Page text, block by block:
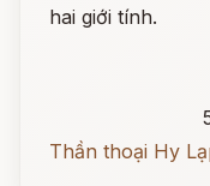
hai giới tính.
Thần thoại Hy